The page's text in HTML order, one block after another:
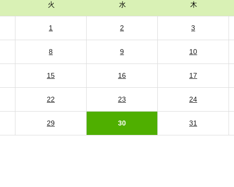
火 水 木
1 2 3
8 9 10
15 16 17
22 23 24
29 30 31